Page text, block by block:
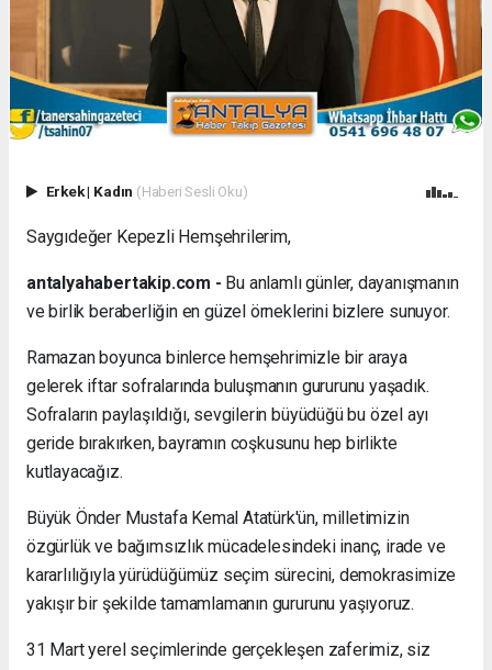
Erkek| Kadın (Haberi Sesli Oku)
Saygıdeğer Kepezli Hemşehrilerim,
antalyahabertakip.com - Bu anlamlı günler, dayanışmanın
ve birlik beraberliğin en güzel örneklerini bizlere sunuyor.
Ramazan boyunca binlerce hemşehrimizle bir araya
gelerek iftar sofralarında buluşmanın gururunu yaşadık.
Sofraların paylaşıldığı, sevgilerin büyüdüğü bu özel ayı
geride bırakırken, bayramın coşkusunu hep birlikte
kutlayacağız.
Büyük Önder Mustafa Kemal Atatürk'ün, milletimizin
özgürlük ve bağımsızlık mücadelesindeki inanç, irade ve
kararlılığıyla yürüdüğümüz seçim sürecini, demokrasimize
yakışır bir şekilde tamamlamanın gururunu yaşıyoruz.
31 Mart yerel seçimlerinde gerçekleşen zaferimiz, siz